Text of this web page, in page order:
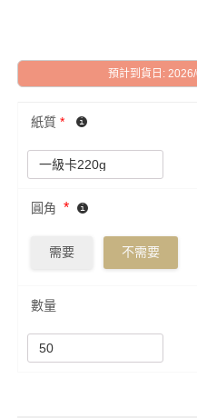
預計到貨日:
紙質 *
圓角 *
需要 不需要
數量